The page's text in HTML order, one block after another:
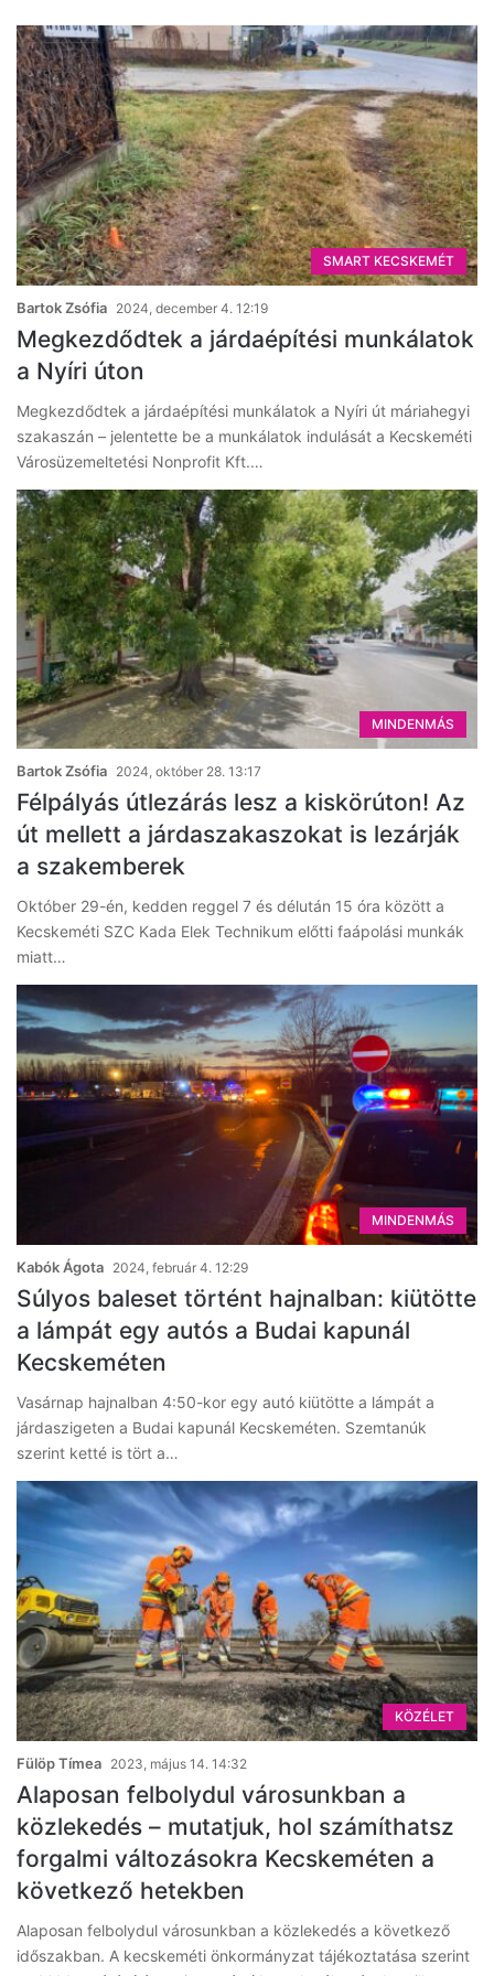
SMART KECSKEMÉT
Bartok Zsófia 2024, december 4. 12:19
Megkezdődtek a járdaépítési munkálatok
a Nyíri úton
Megkezdődtek a járdaépítési munkálatok a Nyíri út máriahegyi
szakaszán – jelentette be a munkálatok indulását a Kecskeméti
Városüzemeltetési Nonprofit Kft.…
MINDENMÁS
Bartok Zsófia 2024, október 28. 13:17
Félpályás útlezárás lesz a kiskörúton! Az
út mellett a járdaszakaszokat is lezárják
a szakemberek
Október 29-én, kedden reggel 7 és délután 15 óra között a
Kecskeméti SZC Kada Elek Technikum előtti faápolási munkák
miatt…
MINDENMÁS
Kabók Ágota 2024, február 4. 12:29
Súlyos baleset történt hajnalban: kiütötte
a lámpát egy autós a Budai kapunál
Kecskeméten
Vasárnap hajnalban 4:50-kor egy autó kiütötte a lámpát a
járdaszigeten a Budai kapunál Kecskeméten. Szemtanúk
szerint ketté is tört a…
KÖZÉLET
Fülöp Tímea 2023, május 14. 14:32
Alaposan felbolydul városunkban a
közlekedés – mutatjuk, hol számíthatsz
forgalmi változásokra Kecskeméten a
következő hetekben
Alaposan felbolydul városunkban a közlekedés a következő
időszakban. A kecskeméti önkormányzat tájékoztatása szerint